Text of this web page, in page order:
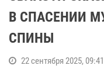
В СПАСЕНИИ
СПИНЫ
22 сентября 2025, 09:41